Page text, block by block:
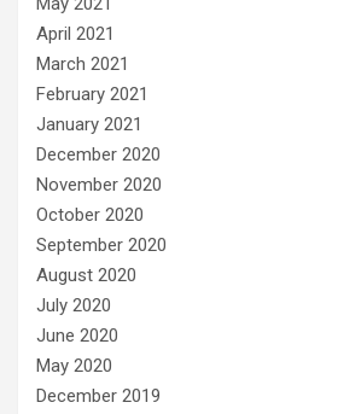
April 2021
March 2021
February 2021
January 2021
December 2020
November 2020
October 2020
September 2020
August 2020
July 2020
June 2020
May 2020
December 2019